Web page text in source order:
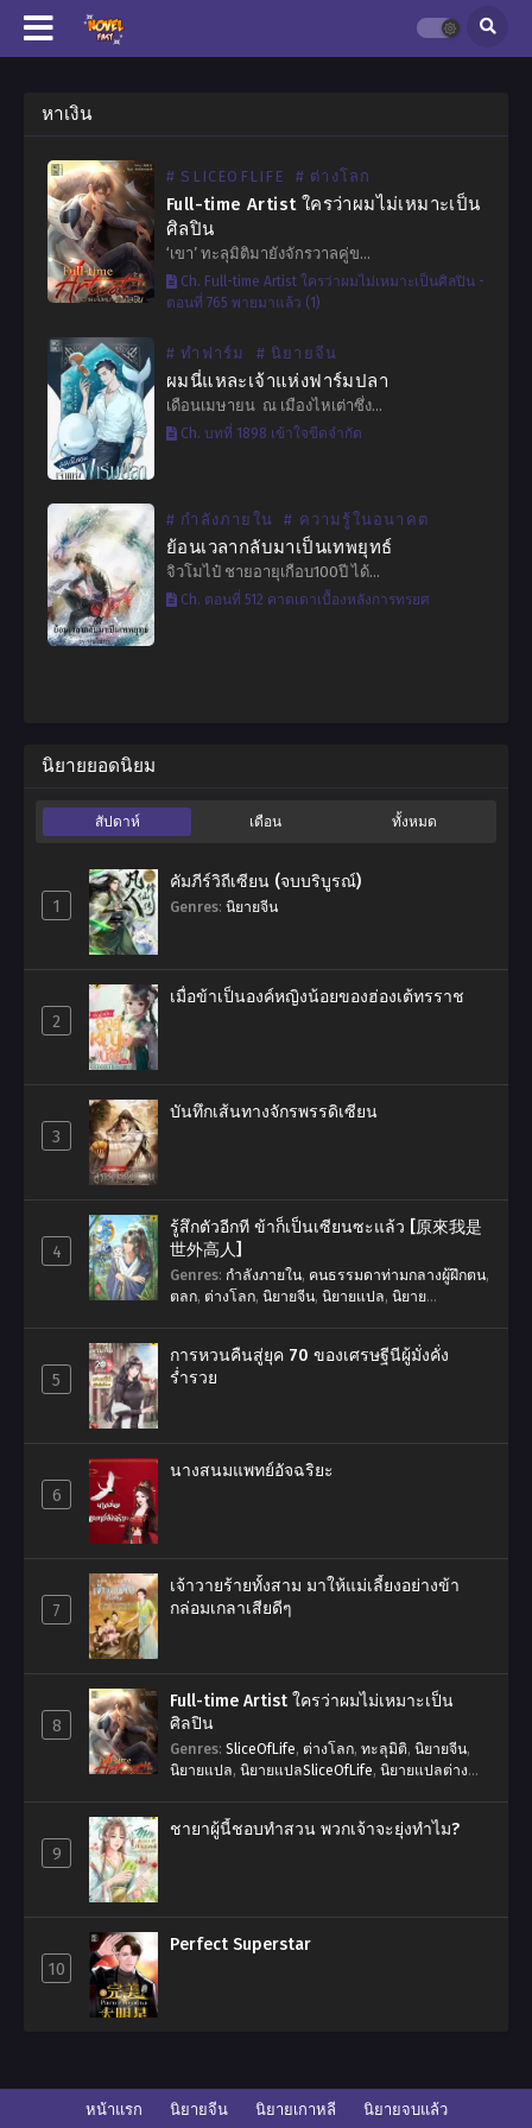
หาเงิน
# SLICEOFLIFE # ต่างโลก
Full-time Artist ใครว่าผมไม่เหมาะเป็น
ศิลปิน
‘เขา’ ทะลุมิติมายังจักรวาลคู่ข…
Ch. Full-time Artist ใครว่าผมไม่เหมาะเป็นศิลปิน -
ตอนที่ 765 พายมาแล้ว (1)
# ทำฟาร์ม # นิยายจีน
ผมนี่แหละเจ้าแห่งฟาร์มปลา
เดือนเมษายน ณ เมืองไหเต่าซึ่ง…
Ch. บทที่ 1898 เข้าใจขีดจำกัด
# กำลังภายใน # ความรู้ในอนาคต
ย้อนเวลากลับมาเป็นเทพยุทธ์
จิวโมไป๋ ชายอายุเกือบ100ปี ได้…
Ch. ตอนที่ 512 คาดเดาเบื้องหลังการทรยศ
นิยายยอดนิยม
สัปดาห์ เดือน ทั้งหมด
1
คัมภีร์วิถีเซียน (จบบริบูรณ์)
Genres: นิยายจีน
2
เมื่อข้าเป็นองค์หญิงน้อยของฮ่องเต้ทรราช
3
บันทึกเส้นทางจักรพรรดิเซียน
4
รู้สึกตัวอีกที ข้าก็เป็นเซียนซะแล้ว [原來我是
世外高人]
Genres: กำลังภายใน, คนธรรมดาท่ามกลางผู้ฝึกตน,
ตลก, ต่างโลก, นิยายจีน, นิยายแปล, นิยาย
5
การหวนคืนสู่ยุค 70 ของเศรษฐีนีผู้มั่งคั่ง
ร่ำรวย
6
นางสนมแพทย์อัจฉริยะ
7
เจ้าวายร้ายทั้งสาม มาให้แม่เลี้ยงอย่างข้า
กล่อมเกลาเสียดีๆ
8
Full-time Artist ใครว่าผมไม่เหมาะเป็น
ศิลปิน
Genres: SliceOfLife, ต่างโลก, ทะลุมิติ, นิยายจีน,
นิยายแปล, นิยายแปลSliceOfLife, นิยายแปลต่าง
ผมไม่เหมาะเป็นศิลปิน,ไม่มีนางเอก,ไม่วาย
9
ชายาผู้นี้ชอบทำสวน พวกเจ้าจะยุ่งทำไม?
10
Perfect Superstar
หน้าแรก นิยายจีน นิยายเกาหลี นิยายจบแล้ว